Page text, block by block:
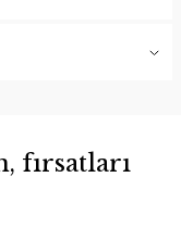
fırsatları